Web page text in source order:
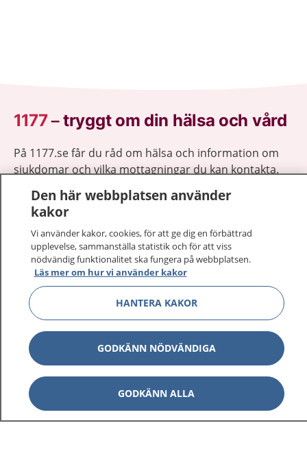
1177–tryggt om din hälsa och vård
På 1177.se får du råd om hälsa och information om
sjukdomar och vilka mottagningar du kan kontakta.
vårdärenden. Ring telefonnummer 1177 för
sjukvårdsrådgivning dygnet runt.
1177 ger dig råd när du vill må bättre.
Visa
Om 1177 Visa
Kontakt Visa
Den här webbplatsen använder
kakor
Vi använder kakor, cookies, för att ge dig en förbättrad
upplevelse, sammanställa statistik och för att viss
nödvändig funktionalitet ska fungera på webbplatsen.
Läs mer om hur vi använder kakor
HANTERA KAKOR
GODKÄNN NÖDVÄNDIGA
GODKÄNN ALLA